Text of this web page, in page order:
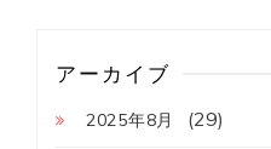
アーカイブ
2025年8月 (29)